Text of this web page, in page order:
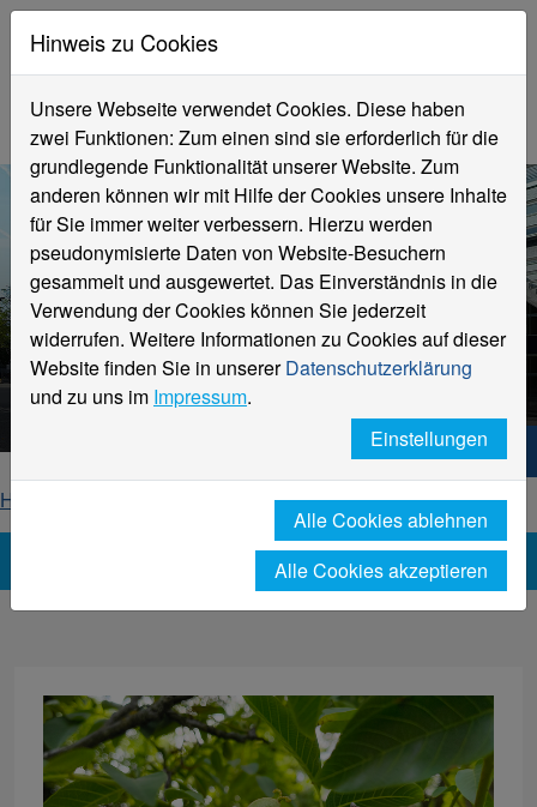
Aktuelle Meldungen
Hochschule Niederrhein
Hochschule Niederrhein. Dein Weg.
Home
News-Detailseite
Hinweis zu Cookies
Unsere Webseite verwendet Cookies. Diese haben
zwei Funktionen: Zum einen sind sie erforderlich für die
grundlegende Funktionalität unserer Website. Zum
anderen können wir mit Hilfe der Cookies unsere Inhalte
für Sie immer weiter verbessern. Hierzu werden
pseudonymisierte Daten von Website-Besuchern
gesammelt und ausgewertet. Das Einverständnis in die
Verwendung der Cookies können Sie jederzeit
widerrufen. Weitere Informationen zu Cookies auf dieser
Website finden Sie in unsererDatenschutzerklärung
und zu uns im Impressum.
Einstellungen
Alle Cookies ablehnen
Alle Cookies akzeptieren